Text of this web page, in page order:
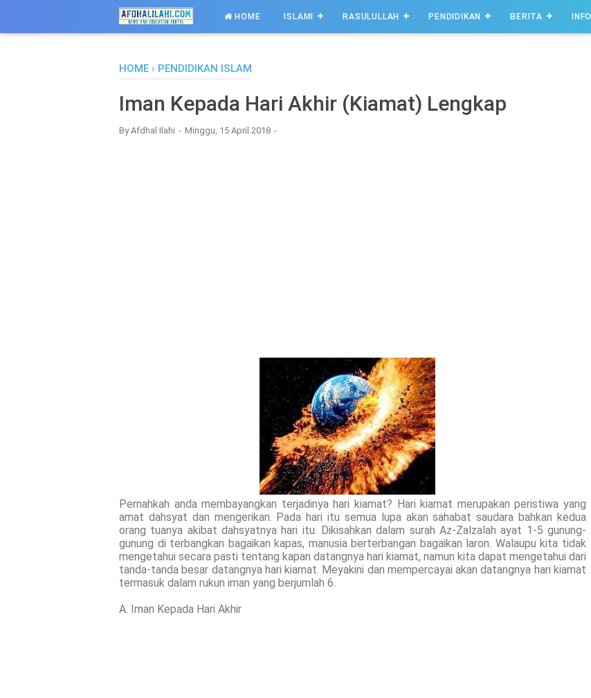
HOME ISLAMI RASULULLAH PENDIDIKAN BERITA INFO
HOME › PENDIDIKAN ISLAM
Iman Kepada Hari Akhir (Kiamat) Lengkap
ByAfdhal Ilahi Minggu, 15 April 2018
Pernahkah anda membayangkan terjadinya hari kiamat? Hari kiamat merupakan peristiwa yang
amat dahsyat dan mengerikan. Pada hari itu semua lupa akan sahabat saudara bahkan kedua
orang tuanya akibat dahsyatnya hari itu. Dikisahkan dalam surah Az-Zalzalah ayat 1-5 gunung-
gunung di terbangkan bagaikan kapas, manusia berterbangan bagaikan laron. Walaupu kita tidak
mengetahui secara pasti tentang kapan datangnya hari kiamat, namun kita dapat mengetahui dari
tanda-tanda besar datangnya hari kiamat. Meyakini dan mempercayai akan datangnya hari kiamat
termasuk dalam rukun iman yang berjumlah 6.
A. Iman Kepada Hari Akhir